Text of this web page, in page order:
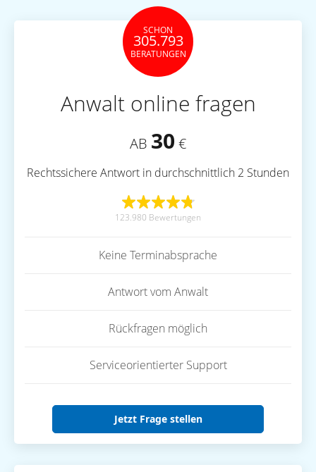
SCHON
305.793
BERATUNGEN
Anwalt online fragen
AB 30 €
Rechtssichere Antwort in durchschnittlich 2 Stunden
123.980 Bewertungen
Keine Terminabsprache
Antwort vom Anwalt
Rückfragen möglich
Serviceorientierter Support
Jetzt Frage stellen